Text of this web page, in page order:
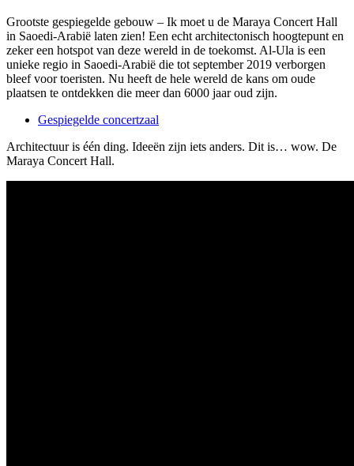
Grootste gespiegelde gebouw – Ik moet u de Maraya Concert Hall
in Saoedi-Arabië laten zien! Een echt architectonisch hoogtepunt en
zeker een hotspot van deze wereld in de toekomst. Al-Ula is een
unieke regio in Saoedi-Arabië die tot september 2019 verborgen
bleef voor toeristen. Nu heeft de hele wereld de kans om oude
plaatsen te ontdekken die meer dan 6000 jaar oud zijn.
Gespiegelde concertzaal
Architectuur is één ding. Ideeën zijn iets anders. Dit is… wow. De
Maraya Concert Hall.